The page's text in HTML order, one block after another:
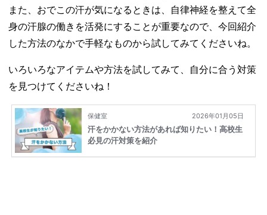
また、おでこの汗が気になるときは、自律神経を整えて全
身の汗腺の働きを活発にすることが重要なので、今回紹介
した方法のなかで手軽なものから試してみてくださいね。
いろいろなアイテムや方法を試してみて、自分に合う対策
を見つけてくださいね！